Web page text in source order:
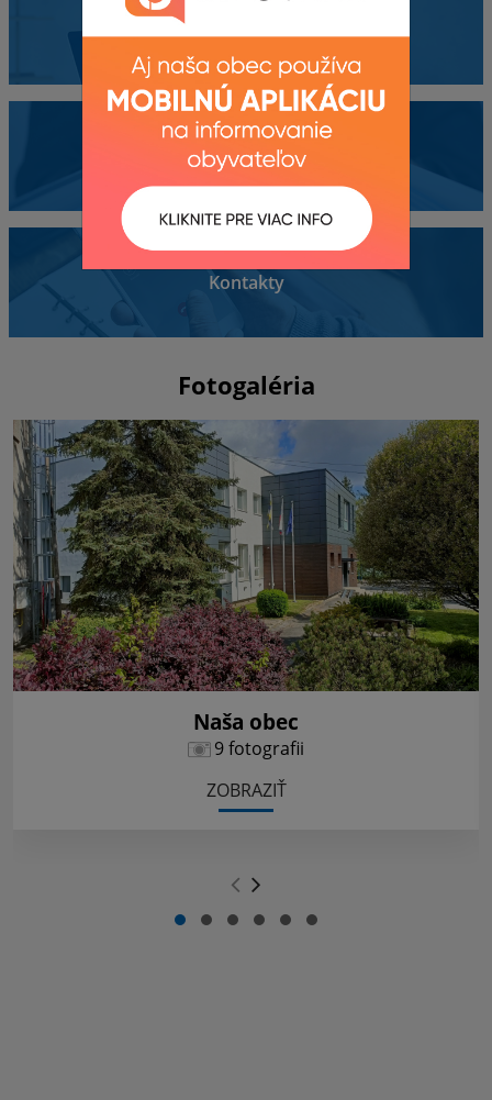
Dokumenty
Kontakty
Fotogaléria
Naša obec
9 fotografii
ZOBRAZIŤ